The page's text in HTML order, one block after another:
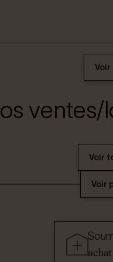
Voir
ventes/
Voir
Voir